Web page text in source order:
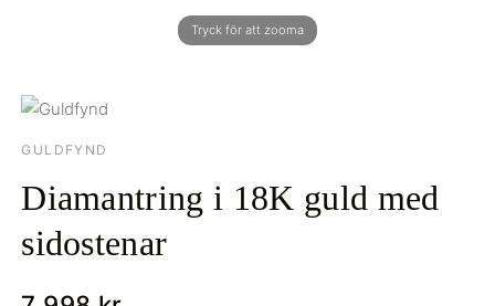
GULDFYND
Diamantring i 18K guld med
sidostenar